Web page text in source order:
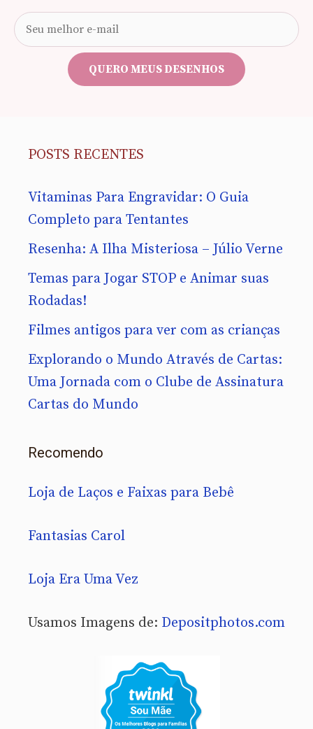
e-
mail
QUERO MEUS DESENHOS
POSTS RECENTES
Vitaminas Para Engravidar: O Guia
Completo para Tentantes
Resenha: A Ilha Misteriosa – Júlio Verne
Temas para Jogar STOP e Animar suas
Rodadas!
Filmes antigos para ver com as crianças
Explorando o Mundo Através de Cartas:
Uma Jornada com o Clube de Assinatura
Cartas do Mundo
Recomendo
Loja de Laços e Faixas para Bebê
Fantasias Carol
Loja Era Uma Vez
Usamos Imagens de: Depositphotos.com